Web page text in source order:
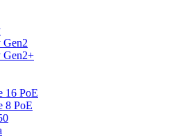
Gen2+
16 PoE
8 PoE